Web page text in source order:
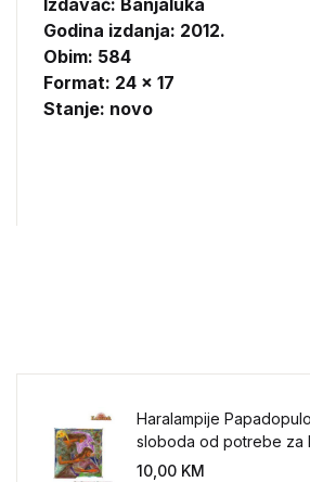
Izdavač: Banjaluka
Godina izdanja: 2012.
Obim: 584
Format: 24 x 17
Stanje: novo
Haralampije
sloboda od potrebe za
sveta
10,00 KM